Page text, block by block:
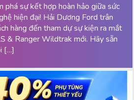
phá sự kết hợp hoàn hảo giữa sức
hiện đại! Hải Dương Ford trân
hàng đến tham dự sự kiện ra mắt
& Ranger Wildtrak mới. Hãy sẵn
[…]